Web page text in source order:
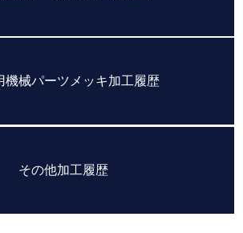
機械パーツメッキ加工履歴
その他加工履歴